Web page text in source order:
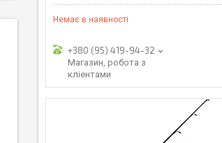
Немає в наявності
+380 (95) 419-94-32
Магазин, робота з
кліентами